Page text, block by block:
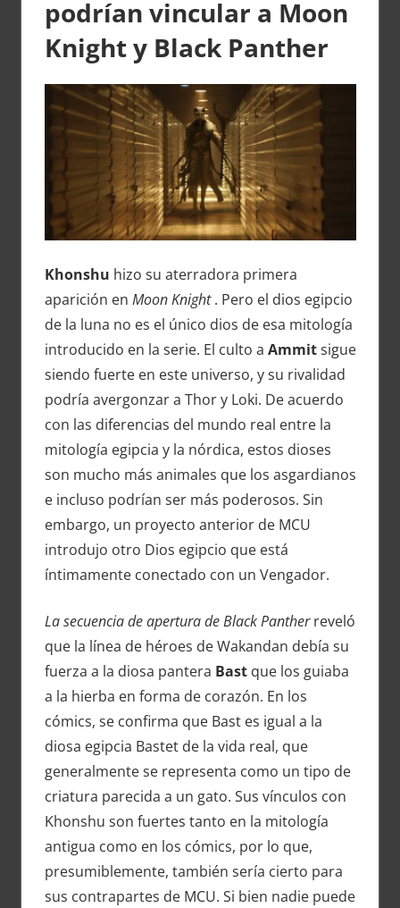
podrían vincular a Moon
Knight y Black Panther
Khonshu hizo su aterradora primera
aparición en Moon Knight. Pero el dios egipcio
de la luna no es el único dios de esa mitología
introducido en la serie. El culto a Ammitsigue
siendo fuerte en este universo, y su rivalidad
podría avergonzar a Thor y Loki. De acuerdo
con las diferencias del mundo real entre la
mitología egipcia y la nórdica, estos dioses
son mucho más animales que los asgardianos
e incluso podrían ser más poderosos. Sin
embargo, un proyecto anterior de MCU
introdujo otro Dios egipcio que está
íntimamente conectado con un Vengador.
La secuencia de apertura de Black Pantherreveló
que la línea de héroes de Wakandan debía su
fuerza a la diosa pantera Bastque los guiaba
a la hierba en forma de corazón. En los
cómics, se confirma que Bast es igual a la
diosa egipcia Bastet de la vida real, que
generalmente se representa como un tipo de
criatura parecida a un gato. Sus vínculos con
Khonshu son fuertes tanto en la mitología
antigua como en los cómics, por lo que,
presumiblemente, también sería cierto para
sus contrapartes de MCU. Si bien nadie puede